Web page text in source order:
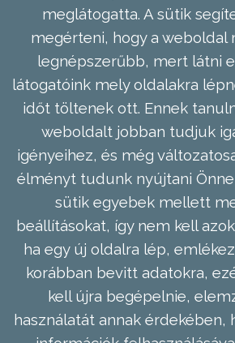
meglátogatta. A sütik
megérteni, hogy a weboldal
legnépszerűbb, mert látni
látogatóink mely oldalakra
időt töltenek ott. Ennek
weboldalt jobban tudjuk
igényeihez, és még
élményt tudunk nyújtani
sütik egyebek mellett
beállításokat, így nem kell
ha egy új oldalra lép,
korábban bevitt adatokra,
kell újra begépelnie,
használatát annak érdekében,